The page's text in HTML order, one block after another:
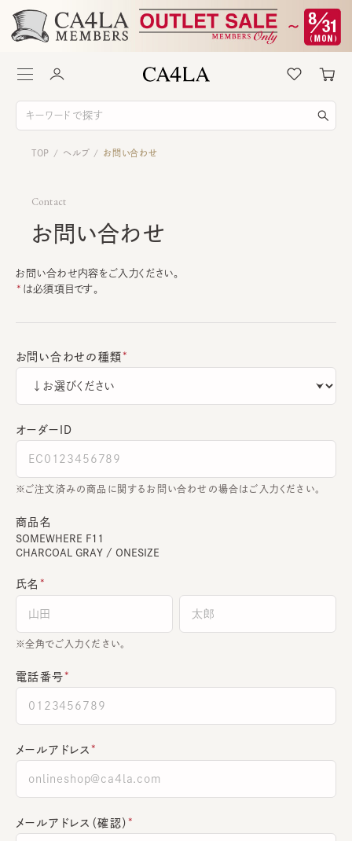
TOP / ヘルプ / お問い合わせ
Contact
お問い合わせ
お問い合わせ内容をご入力ください。
は必須項目です。
お問い合わせの種類
オーダーＩＤ
ご注文済みの商品に関するお問い合わせの場合はご入力ください。
商品名
SOMEWHERE F11
CHARCOAL GRAY / ONESIZE
氏名
全角でご入力ください。
電話番号
メールアドレス
メールアドレス（確認）